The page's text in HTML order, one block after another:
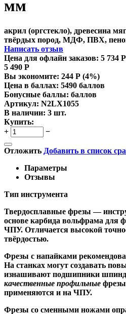
мм
акрил (оргстекло), древесина
твёрдых пород, МДФ, ПВХ,
Написать отзыв
Цена для офлайн заказов: 5 734 Р
5 490 Р
Вы экономите: 244 Р (4%)
Цена в баллах: 5490 баллов
Бонусные баллы: баллов
Артикул: N2LX1055
В наличии: 3 шт.
Купить:
+
−
Отложить Добавить в список
Параметры
Отзывы
Тип инструмента
Твердосплавные фрезы —
основе карбида вольфрама для
ЧПУ. Отличается высокой
твёрдостью.
Фрезы с напайками
На станках могут создавать
изнашивают подшипники
качественные профильные
применяются и на ЧПУ.
Фрезы со сменными ножами